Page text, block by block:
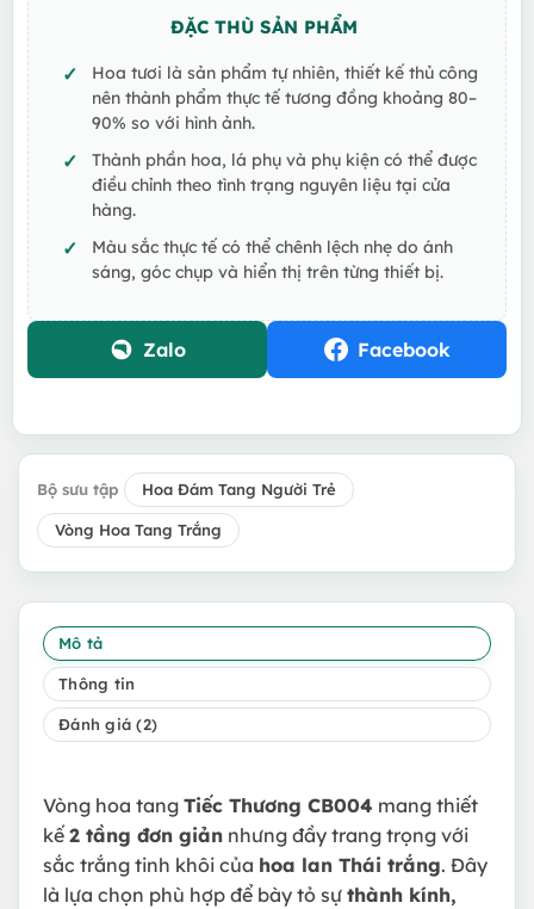
ĐẶC THÙ SẢN PHẨM
Hoa tươi là sản phẩm tự nhiên, thiết kế thủ công
nên thành phẩm thực tế tương đồng khoảng 80–
90% so với hình ảnh.
Thành phần hoa, lá phụ và phụ kiện có thể được
điều chỉnh theo tình trạng nguyên liệu tại cửa
hàng.
Màu sắc thực tế có thể chênh lệch nhẹ do ánh
sáng, góc chụp và hiển thị trên từng thiết bị.
Zalo Facebook
Bộ sưu tập Hoa Đám Tang Người Trẻ
Vòng Hoa Tang Trắng
Mô tả
Thông tin
Đánh giá (2)
Vòng hoa tang Tiếc Thương CB004 mang thiết
kế 2 tầng đơn giản nhưng đầy trang trọng với
sắc trắng tinh khôi của hoa lan Thái trắng. Đây
là lựa chọn phù hợp để bày tỏ sự thành kính,